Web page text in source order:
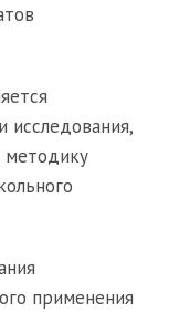
исследования,
методику
применения